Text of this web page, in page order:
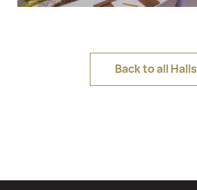
Back to all Halls